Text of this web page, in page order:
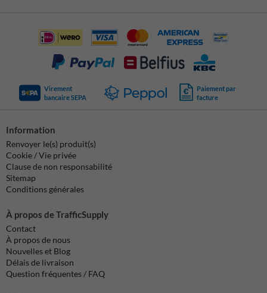
Virement
bancaire SEPA
Paiement par
facture
Information
Renvoyer le(s) produit(s)
Cookie / Vie privée
Clause de non responsabilité
Sitemap
Conditions générales
À propos de TrafficSupply
Contact
À propos de nous
Nouvelles et Blog
Délais de livraison
Question fréquentes / FAQ